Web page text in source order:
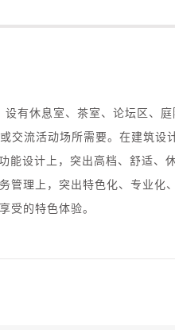
有休息室、茶室、论坛区、
交流活动场所需要。在建筑设
能设计上，突出高档、舒适、
管理上，突出特色化、专业化
受的特色体验。